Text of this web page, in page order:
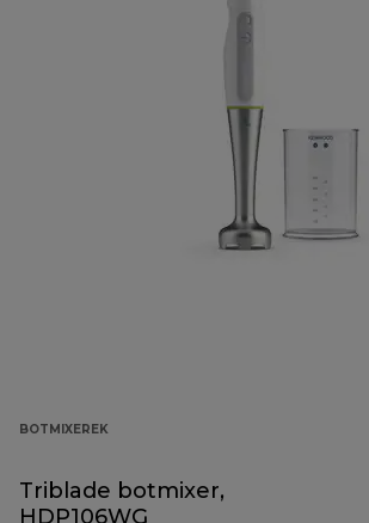
BOTMIXEREK
Triblade botmixer,
HDP106WG